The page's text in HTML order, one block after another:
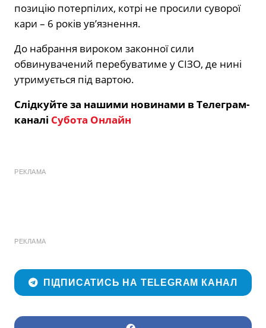
позицію потерпілих, котрі не просили суворої
кари – 6 років ув’язнення.
До набрання вироком законної сили
обвинувачений перебуватиме у СІЗО, де нині
утримується під вартою.
Слідкуйте за нашими новинами в Телеграм-
каналі Субота Онлайн
РЕКЛАМА
РЕКЛАМА
ПІДПИСАТИСЬ НА TELEGRAM КАНАЛ